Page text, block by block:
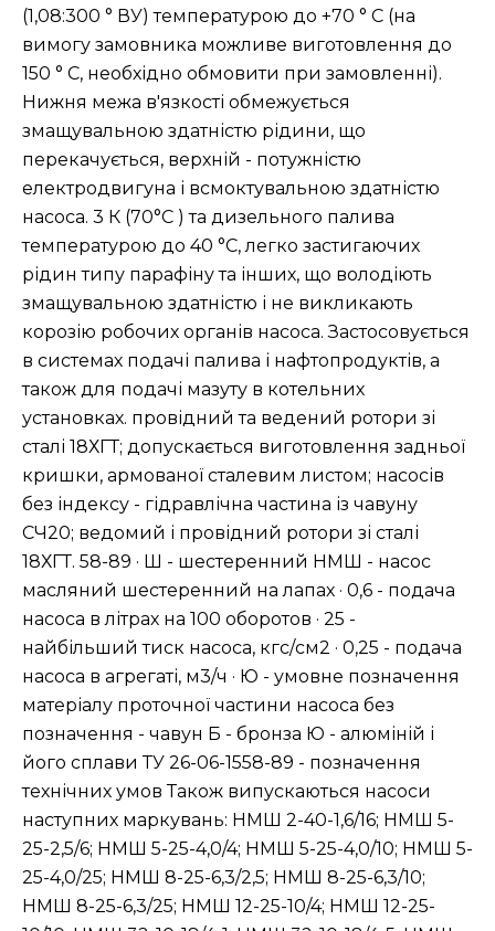
(1,08:300 ° ВУ) температурою до +70 ° С (на
вимогу замовника можливе виготовлення до
150 ° С, необхідно обмовити при замовленні).
Нижня межа в'язкості обмежується
змащувальною здатністю рідини, що
перекачується, верхній - потужністю
електродвигуна і всмоктувальною здатністю
насоса. 3 К (70°C ) та дизельного палива
температурою до 40 °C, легко застигаючих
рідин типу парафіну та інших, що володіють
змащувальною здатністю і не викликають
корозію робочих органів насоса. Застосовується
в системах подачі палива і нафтопродуктів, а
також для подачі мазуту в котельних
установках. провідний та ведений ротори зі
сталі 18ХГТ; допускається виготовлення задньої
кришки, армованої сталевим листом; насосів
без індексу - гідравлічна частина із чавуну
СЧ20; ведомий і провідний ротори зі сталі
18ХГТ. 58-89 · Ш - шестеренний НМШ - насос
масляний шестеренний на лапах · 0,6 - подача
насоса в літрах на 100 оборотов · 25 -
найбільший тиск насоса, кгс/см2 · 0,25 - подача
насоса в агрегаті, м3/ч · Ю - умовне позначення
матеріалу проточної частини насоса без
позначення - чавун Б - бронза Ю - алюміній і
його сплави ТУ 26-06-1558-89 - позначення
технічних умов Також випускаються насоси
наступних маркувань: НМШ 2-40-1,6/16; НМШ 5-
25-2,5/6; НМШ 5-25-4,0/4; НМШ 5-25-4,0/10; НМШ 5-
25-4,0/25; НМШ 8-25-6,3/2,5; НМШ 8-25-6,3/10;
НМШ 8-25-6,3/25; НМШ 12-25-10/4; НМШ 12-25-